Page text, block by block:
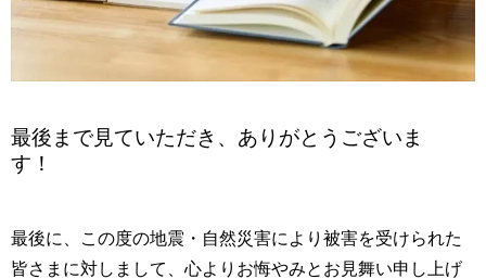
最後まで見ていただき、ありがとうございま
す！
最後に、この度の地震・自然災害により被害を受けられた
皆さまに対しまして、心よりお悔やみとお見舞い申し上げ